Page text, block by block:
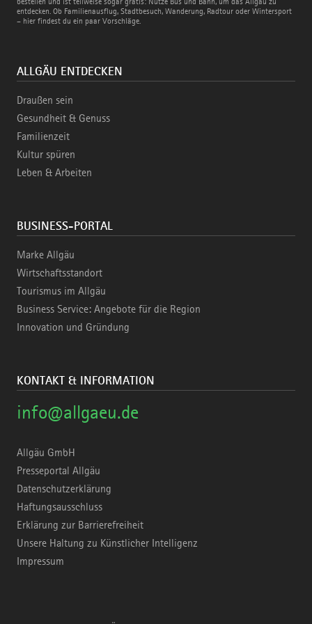
entdecken. Ob Familienausflug, Stadtbesuch, Wanderung, Radtour oder Wintersport
– hier findest du ein paar Vorschläge.
Bahn
ALLGÄU ENTDECKEN
Draußen sein
Gesundheit & Genuss
Familienzeit
Kultur spüren
Leben & Arbeiten
BUSINESS-PORTAL
Marke Allgäu
Wirtschaftsstandort
Tourismus im Allgäu
Business Service: Angebote für die Region
Innovation und Gründung
KONTAKT & INFORMATION
info@allgaeu.de
Allgäu GmbH
Presseportal Allgäu
Datenschutzerklärung
Haftungsausschluss
Erklärung zur Barrierefreiheit
Unsere Haltung zu Künstlicher Intelligenz
Impressum